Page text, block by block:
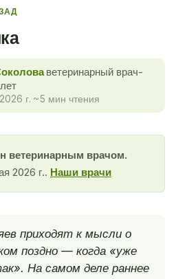
ветеринарный врач-
г. ~5 мин чтения
ветеринарным врачом.
2026 г.. Наши врачи
приходят к мысли о
поздно — когда «уже
На самом деле раннее